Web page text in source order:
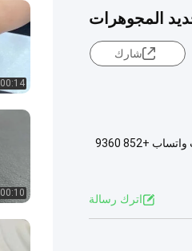
شارك
العلامات التجارية العربية عالية الدرجة المجوهرات الفاخرة المخصصة المصنع المجوهرات الفاخرة الماس سوار hk تحديد المجوهرات واتساب +852 9360
اترك رسالة
00:14
00:10